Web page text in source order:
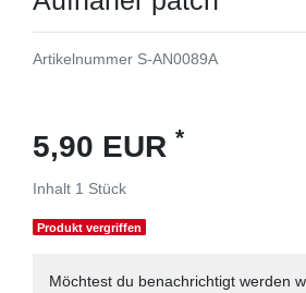
Artikelnummer S-AN0089A
5,90 EUR *
Inhalt 1 Stück
Produkt vergriffen
Möchtest du benachrichtigt werden